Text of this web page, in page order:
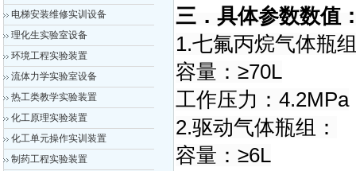
电梯安装维修实训设备
理化生实验室设备
环境工程实验装置
流体力学实验室设备
热工类教学实验装置
化工原理实验装置
化工单元操作实训装置
制药工程实验装置
三．具体参数数值
1.七氟丙烷气体瓶
容量：≥70L
工作压力：4.2MPa
2.驱动气体瓶组：
容量：≥6L